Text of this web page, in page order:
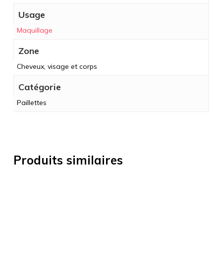
Usage
Maquillage
Zone
Cheveux, visage et corps
Catégorie
Paillettes
Produits similaires